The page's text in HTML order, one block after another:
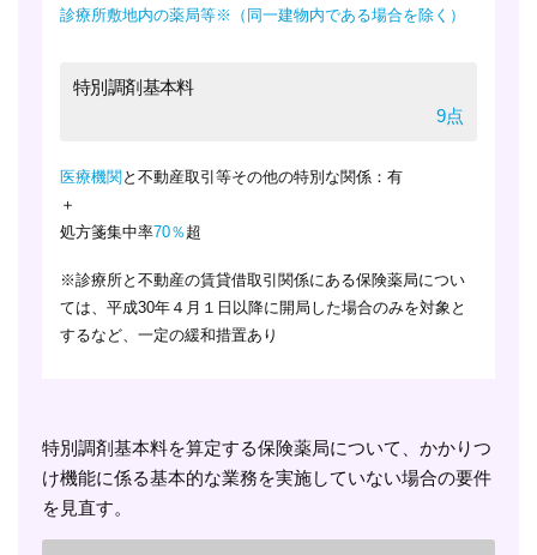
診療所敷地内の薬局等※（同一建物内である場合を除く）
特別調剤基本料
9点
医療機関 と不動産取引等その他の特別な関係：有
＋
処方箋集中率70％ 超
※診療所と不動産の賃貸借取引関係にある保険薬局につい
ては、平成30年４月１日以降に開局した場合のみを対象と
するなど、一定の緩和措置あり
特別調剤基本料を算定する保険薬局について、かかりつ
け機能に係る基本的な業務を実施していない場合の要件
を見直す。